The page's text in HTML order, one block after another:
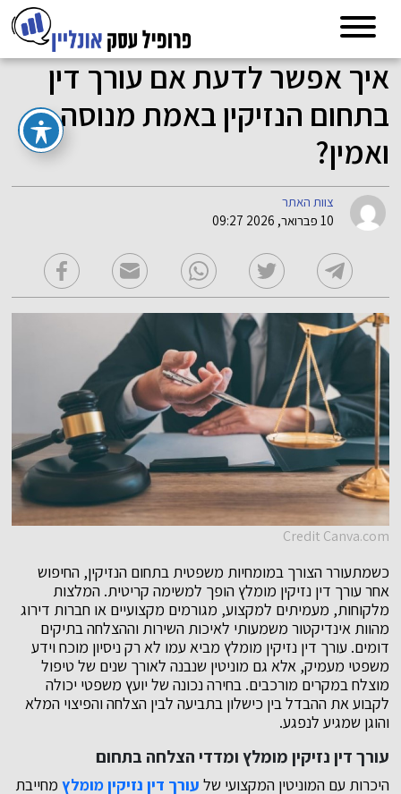
איך אפשר לדעת אם עורך דין
בתחום הנזיקין באמת מנוסה
ואמין?
צוות האתר
10 פברואר, 2026 09:27
Credit Canva.com
כשמתעורר הצורך במומחיות משפטית בתחום הנזיקין, החיפוש
אחר עורך דין נזיקין מומלץ הופך למשימה קריטית. המלצות
מלקוחות, מעמיתים למקצוע, מגורמים מקצועיים או חברות דירוג
מהוות אינדיקטור משמעותי לאיכות השירות וההצלחה בתיקים
דומים. עורך דין נזיקין מומלץ מביא עמו לא רק ניסיון מוכח וידע
משפטי מעמיק, אלא גם מוניטין שנבנה לאורך שנים של טיפול
מוצלח במקרים מורכבים. בחירה נכונה של יועץ משפטי יכולה
לקבוע את ההבדל בין כישלון בתביעה לבין הצלחה והפיצוי המלא
והוגן שמגיע לנפגע.
עורך דין נזיקין מומלץ ומדדי הצלחה בתחום
היכרות עם המוניטין המקצועי של עורך דין נזיקין מומלץמחייבת